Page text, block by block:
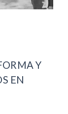
Y
EN